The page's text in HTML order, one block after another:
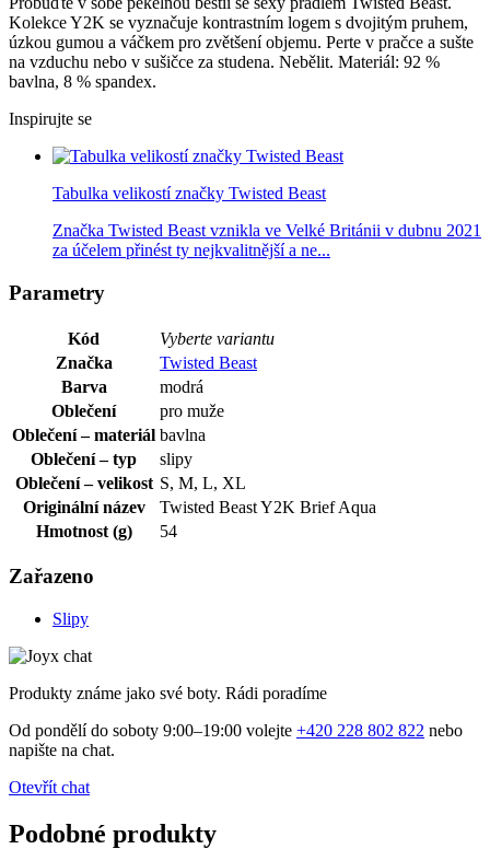
Kolekce Y2K se vyznačuje kontrastním logem s dvojitým pruhem,
úzkou gumou a váčkem pro zvětšení objemu. Perte v pračce a sušte
na vzduchu nebo v sušičce za studena. Nebělit. Materiál: 92 %
bavlna, 8 % spandex.
Inspirujte se
Tabulka velikostí značky Twisted Beast
Značka Twisted Beast vznikla ve Velké Británii v dubnu 2021
za účelem přinést ty nejkvalitnější a ne...
Parametry
Kód
Vyberte variantu
Značka
Twisted Beast
Barva
modrá
Oblečení
pro muže
Oblečení – materiál bavlna
Oblečení – typ
slipy
Oblečení – velikost S, M, L, XL
Originální název
Twisted Beast Y2K Brief Aqua
Hmotnost (g)
54
Zařazeno
Slipy
Produkty známe jako své boty. Rádi poradíme
Od pondělí do soboty 9:00–19:00 volejte +420 228 802 822 nebo
napište na chat.
Otevřít chat
Podobné produkty